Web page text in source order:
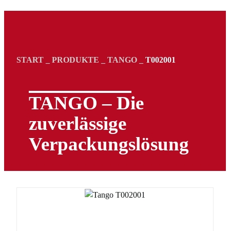
START PRODUKTE TANGO T002001
TANGO – Die
zuverlässige
Verpackungs­lösung